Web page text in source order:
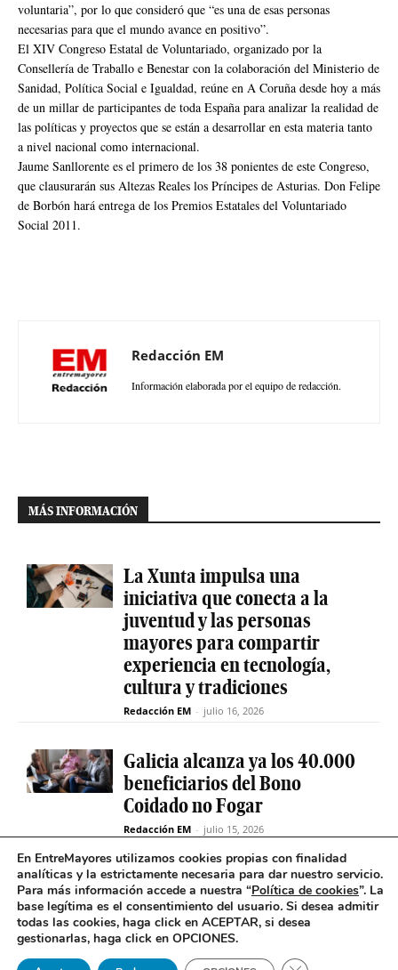
voluntaria”, por lo que consideró que “es una de esas personas
necesarias para que el mundo avance en positivo”.
El XIV Congreso Estatal de Voluntariado, organizado por la
Consellería de Traballo e Benestar con la colaboración del Ministerio de
Sanidad, Política Social e Igualdad, reúne en A Coruña desde hoy a más
de un millar de participantes de toda España para analizar la realidad de
las políticas y proyectos que se están a desarrollar en esta materia tanto
a nivel nacional como internacional.
Jaume Sanllorente es el primero de los 38 ponientes de este Congreso,
que clausurarán sus Altezas Reales los Príncipes de Asturias. Don Felipe
de Borbón hará entrega de los Premios Estatales del Voluntariado
Social 2011.
Redacción EM
Información elaborada por el equipo de redacción.
MÁS INFORMACIÓN
La Xunta impulsa una
iniciativa que conecta a la
juventud y las personas
mayores para compartir
experiencia en tecnología,
cultura y tradiciones
Redacción EM - julio 16, 2026
Galicia alcanza ya los 40.000
beneficiarios del Bono
Coidado no Fogar
Redacción EM - julio 15, 2026
Fabiola García destaca el
compromiso de la Xunta de
Galicia con el SAF
En EntreMayores utilizamos cookies propias con finalidad
analíticas y la estrictamente necesaria para dar nuestro servicio.
Para más información accede a nuestra “Política de cookies”. La
base legítima es el consentimiento del usuario. Si desea admitir
todas las cookies, haga click en ACEPTAR, si desea
gestionarlas, haga click en OPCIONES.